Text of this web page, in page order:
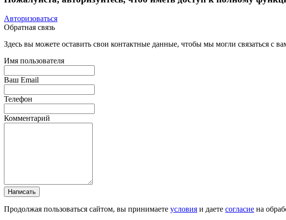
Авторизоваться
Обратная связь
Здесь вы можете оставить свои контактные данные, чтобы мы могли связаться с
Имя пользователя
Ваш Email
Телефон
Комментарий
Написать
Продолжая пользоваться сайтом, вы принимаете условия и даете согласие на